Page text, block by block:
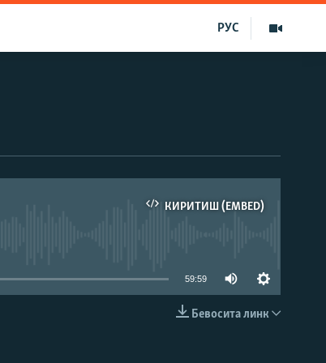
РУС
КИРИТИШ (EMBED)
59:59
Бевосита линк